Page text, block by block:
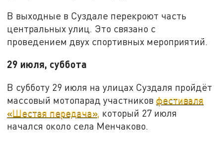
В выходные в Суздале перекроют часть
центральных улиц. Это связано с
проведением двух спортивных мероприятий.
29 июля, суббота
В субботу 29 июля на улицах Суздаля пройдёт
массовый мотопарад участниковфестиваля
«Шестая передача», который 27 июля
начался около села Менчаково.